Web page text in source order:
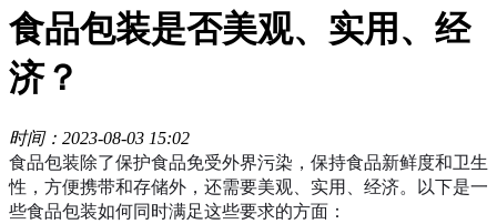
食品包装是否美观、实用、经
济？
时间：2023-08-03 15:02
食品包装除了保护食品免受外界污染，保持食品新鲜度和卫生
性，方便携带和存储外，还需要美观、实用、经济。以下是一
些食品包装如何同时满足这些要求的方面：